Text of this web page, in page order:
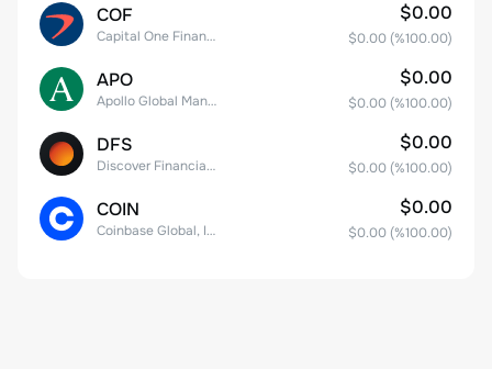
COF
Capital One Financial
$0.00
$0.00 (%100.00)
APO
Apollo Global Management, Inc.
$0.00
$0.00 (%100.00)
DFS
Discover Financial Services
$0.00
$0.00 (%100.00)
COIN
Coinbase Global, Inc. Class A Common Stock
$0.00
$0.00 (%100.00)